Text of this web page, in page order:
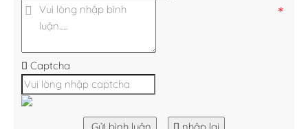
*
Captcha
Gửi bình luận nhập lại